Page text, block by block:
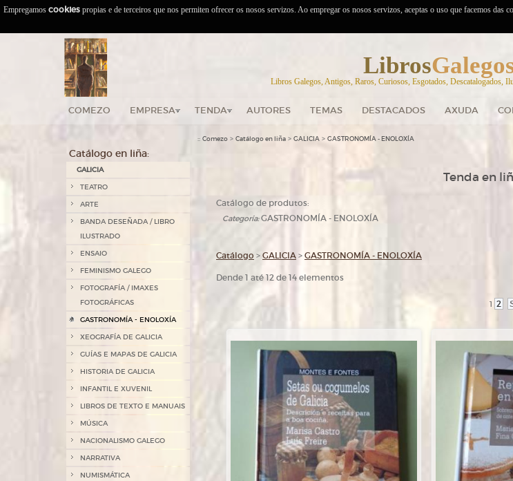
Libros
Libros Galegos, Antigos, Raros, Curiosos, Esgotados, Descatalogados,
COMEZO EMPRESA TENDA AUTORES TEMAS DESTACADOS AXUDA
Catálogo en liña:
GALICIA
TEATRO
ARTE
BANDA DESEÑADA / LIBRO
ILUSTRADO
ENSAIO
FEMINISMO GALEGO
FOTOGRAFÍA / IMAXES
FOTOGRÁFICAS
GASTRONOMÍA - ENOLOXÍA
XEOGRAFÍA DE GALICIA
GUÍAS E MAPAS DE GALICIA
HISTORIA DE GALICIA
INFANTIL E XUVENIL
LIBROS DE TEXTO E MANUAIS
MÚSICA
NACIONALISMO GALEGO
NARRATIVA
NUMISMÁTICA
:: Comezo > Catálogo en liña > GALICIA > GASTRONOMÍA - ENOLOXÍA
Tenda en
Catálogo de produtos:
Categoría:GASTRONOMÍA - ENOLOXÍA
Catálogo > GALICIA > GASTRONOMÍA - ENOLOXÍA
Dende 1 até 12 de 14 elementos
1 2
Empregamos cookies propias e de terceiros que nos permiten ofrecer os nosos servizos. Ao empregar os nosos servizos, aceptas o uso que facemos das